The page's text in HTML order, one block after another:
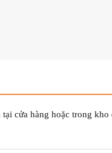
cửa hàng hoặc trong